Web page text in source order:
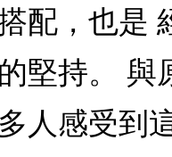
配，也是
堅持。 與
人感受到